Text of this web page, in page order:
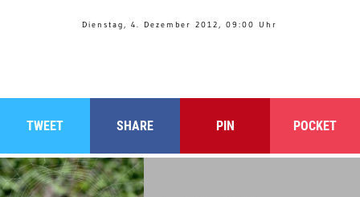
Dienstag, 4. Dezember 2012, 09:00 Uhr
TWEET SHARE PIN POCKET